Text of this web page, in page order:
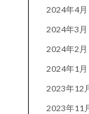
2024年4月
2024年3月
2024年2月
2024年1月
2023年12
2023年11